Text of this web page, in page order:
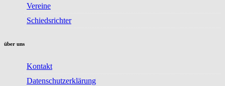
Vereine
Schiedsrichter
über uns
Kontakt
Datenschutzerklärung